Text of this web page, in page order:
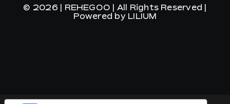
© 2026 | REHEGOO | All Rights Reserved |
Powered by LILIUM